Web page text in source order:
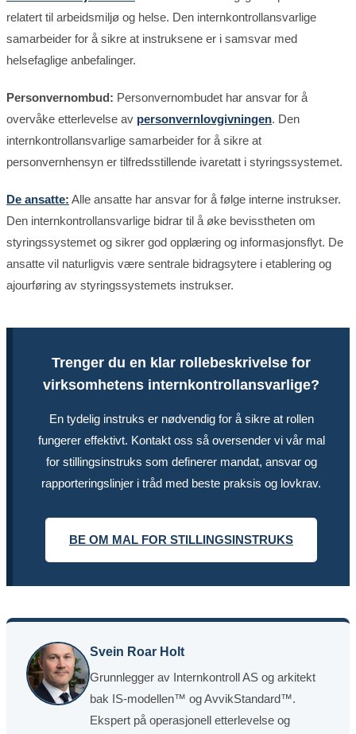
relatert til arbeidsmiljø og helse. Den internkontrollansvarlige
samarbeider for å sikre at instruksene er i samsvar med
helsefaglige anbefalinger.
Personvernombud: Personvernombudet har ansvar for å
overvåke etterlevelse av personvernlovgivningen. Den
internkontrollansvarlige samarbeider for å sikre at
personvernhensyn er tilfredsstillende ivaretatt i styringssystemet.
De ansatte: Alle ansatte har ansvar for å følge interne instrukser.
Den internkontrollansvarlige bidrar til å øke bevisstheten om
styringssystemet og sikrer god opplæring og informasjonsflyt. De
ansatte vil naturligvis være sentrale bidragsytere i etablering og
ajourføring av styringssystemets instrukser.
Trenger du en klar rollebeskrivelse for
virksomhetens internkontrollansvarlige?
En tydelig instruks er nødvendig for å sikre at rollen
fungerer effektivt. Kontakt oss så oversender vi vår mal
for stillingsinstruks som definerer mandat, ansvar og
rapporteringslinjer i tråd med beste praksis og lovkrav.
BE OM MAL FOR STILLINGSINSTRUKS
Svein Roar Holt
Grunnlegger av Internkontroll AS og arkitekt
bak IS-modellen™ og AvvikStandard™.
Ekspert på operasjonell etterlevelse og